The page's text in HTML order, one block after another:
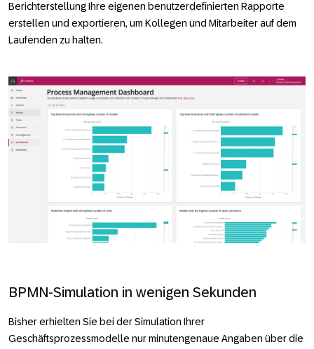
Berichterstellung Ihre eigenen benutzerdefinierten Rapporte
erstellen und exportieren, um Kollegen und Mitarbeiter auf dem
Laufenden zu halten.
BPMN-Simulation in wenigen Sekunden
Bisher erhielten Sie bei der Simulation Ihrer
Geschäftsprozessmodelle nur minutengenaue Angaben über die